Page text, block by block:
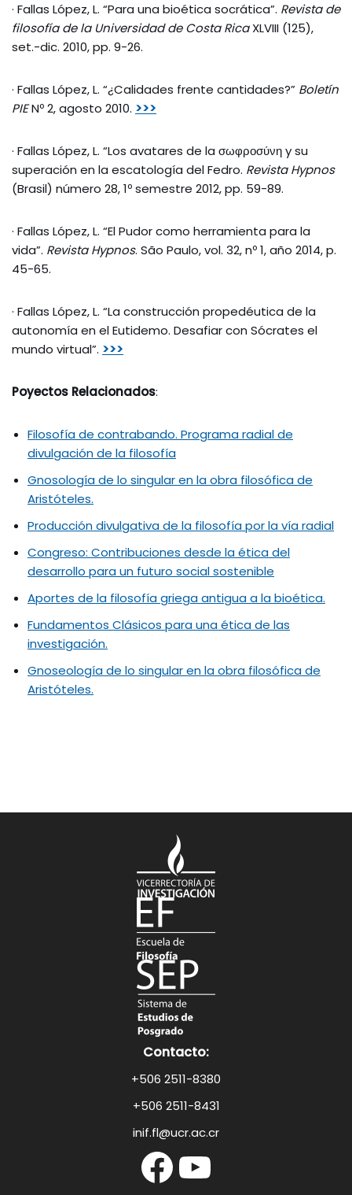
· Fallas López, L. “Para una bioética socrática”. Revista de
filosofía de la Universidad de Costa RicaXLVIII (125),
set.-dic. 2010, pp. 9-26.
· Fallas López, L. “¿Calidades frente cantidades?” Boletín
PIENº 2, agosto 2010. >>>
· Fallas López, L. “Los avatares de la σωφροσύνη y su
superación en la escatología del Fedro. Revista Hypnos
(Brasil) número 28, 1º semestre 2012, pp. 59-89.
· Fallas López, L. “El Pudor como herramienta para la
vida”. Revista Hypnos. São Paulo, vol. 32, nº 1, año 2014, p.
45-65.
· Fallas López, L. “La construcción propedéutica de la
autonomía en el Eutidemo. Desafiar con Sócrates el
mundo virtual”. >>>
Poyectos Relacionados:
Filosofía de contrabando. Programa radial de
divulgación de la filosofía
Gnosología de lo singular en la obra filosófica de
Aristóteles.
Producción divulgativa de la filosofía por la vía radial
Congreso: Contribuciones desde la ética del
desarrollo para un futuro social sostenible
Aportes de la filosofía griega antigua a la bioética.
Fundamentos Clásicos para una ética de las
investigación.
Gnoseología de lo singular en la obra filosófica de
Aristóteles.
Contacto:
+506 2511-8380
+506 2511-8431
inif.fl@ucr.ac.cr